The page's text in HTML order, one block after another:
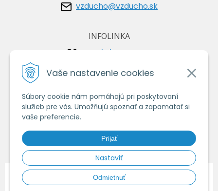
Vaše nastavenie cookies
Súbory cookie nám pomáhajú pri poskytovaní
služieb pre vás. Umožňujú spoznať a zapamätať si
vaše preferencie.
Prijať
Nastaviť
Odmietnuť
vzducho@vzducho.sk
INFOLINKA
+421/2/4464 0134
+421/903 729 042
VŠETKO O NÁKUPE
Obchodné podmienky
Ochrana osobných údajov
Ako nakupovať
© 2026 Vzduchoshop.sk - Váš obchod so vzduchotechnikou •
tvorba